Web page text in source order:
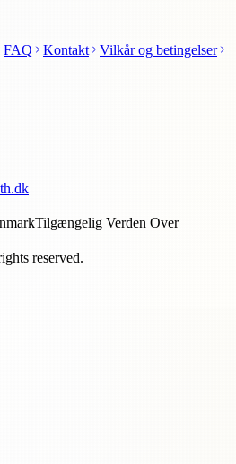
FAQ Kontakt
Vilkår og betingelser
Tilgængelig Verden Over
reserved.